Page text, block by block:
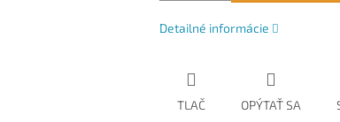
Detailné informácie
TLAČ OPÝTAŤ SA